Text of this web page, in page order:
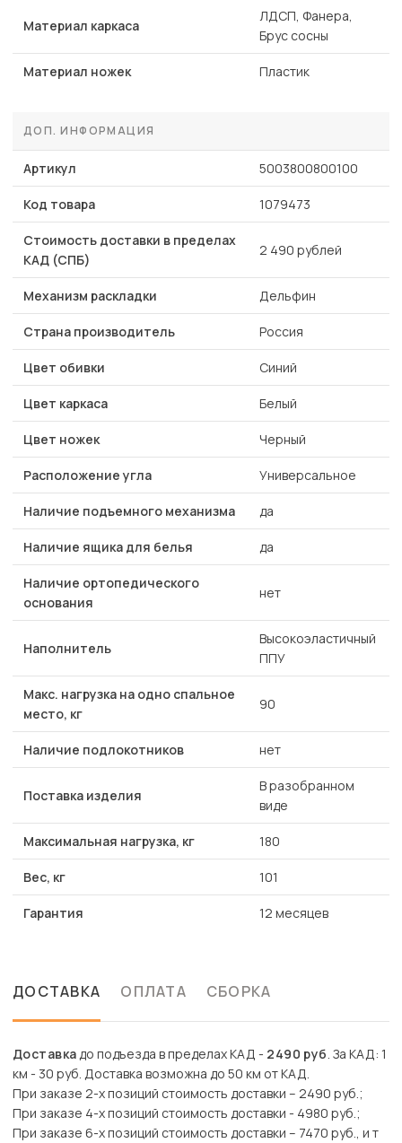
Материал каркаса
ЛДСП, Фанера,
Брус сосны
Материал ножек Пластик
ДОП. ИНФОРМАЦИЯ
Артикул 5003800800100
Код товара 1079473
Стоимость доставки в пределах
КАД (СПБ)
2 490 рублей
Механизм раскладки Дельфин
Страна производитель Россия
Цвет обивки Синий
Цвет каркаса Белый
Цвет ножек Черный
Расположение угла Универсальное
Наличие подъемного механизма да
Наличие ящика для белья да
Наличие ортопедического
основания
нет
Наполнитель
Высокоэластичный
ППУ
Макс. нагрузка на одно спальное
место, кг
90
Наличие подлокотников нет
Поставка изделия
В разобранном
виде
Максимальная нагрузка, кг 180
Вес, кг 101
Гарантия 12 месяцев
ДОСТАВКА ОПЛАТА СБОРКА
Доставкадо подъезда в пределах КАД - 2490 руб. За КАД: 1
км - 30 руб. Доставка возможна до 50 км от КАД.
При заказе 2-х позиций стоимость доставки – 2490 руб.;
При заказе 4-х позиций стоимость доставки - 4980 руб.;
При заказе 6-х позиций стоимость доставки – 7470 руб., и т